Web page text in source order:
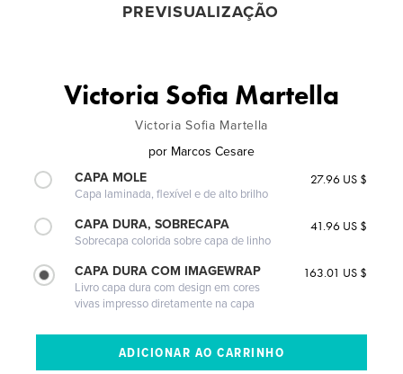
PREVISUALIZAÇÃO
Victoria Sofia Martella
Victoria Sofia Martella
por Marcos Cesare
CAPA MOLE
Capa laminada, flexível e de alto brilho
27.96 US $
CAPA DURA, SOBRECAPA
Sobrecapa colorida sobre capa de linho
41.96 US $
CAPA DURA COM IMAGEWRAP
Livro capa dura com design em cores
vivas impresso diretamente na capa
163.01 US $